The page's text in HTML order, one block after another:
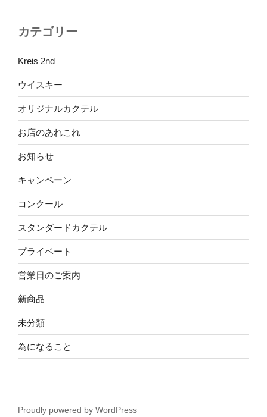
カテゴリー
Kreis 2nd
ウイスキー
オリジナルカクテル
お店のあれこれ
お知らせ
キャンペーン
コンクール
スタンダードカクテル
プライベート
営業日のご案内
新商品
未分類
為になること
Proudly powered by WordPress